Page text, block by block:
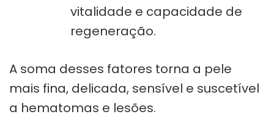
vitalidade e capacidade de
regeneração.
A soma desses fatores torna a pele
mais fina, delicada, sensível e suscetível
a hematomas e lesões.